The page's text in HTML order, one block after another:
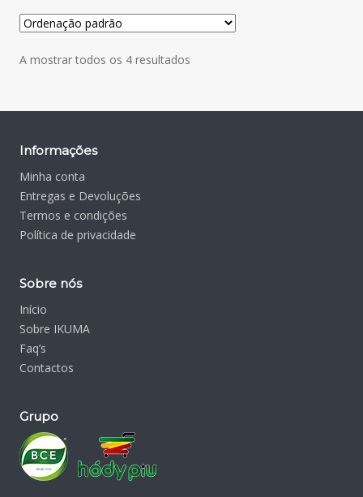
A mostrar todos os 4 resultados
Informações
Minha conta
Entregas e Devoluções
Termos e condições
Política de privacidade
Sobre nós
Início
Sobre IKUMA
Faq’s
Contactos
Grupo